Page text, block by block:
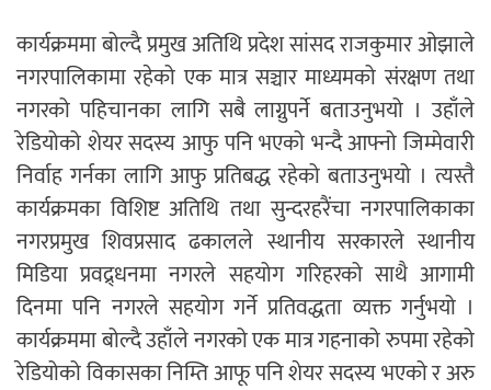
कार्यक्रममा बोल्दै प्रमुख अतिथि प्रदेश सांसद राजकुमार ओझाले
नगरपालिकामा रहेको एक मात्र सञ्चार माध्यमको संरक्षण तथा
नगरको पहिचानका लागि सबै लाग्नुपर्ने बताउनुभयो । उहाँले
रेडियोको शेयर सदस्य आफु पनि भएको भन्दै आफ्नो जिम्मेवारी
निर्वाह गर्नका लागि आफु प्रतिबद्ध रहेको बताउनुभयो । त्यस्तै
कार्यक्रमका विशिष्ट अतिथि तथा सुन्दरहरैंचा नगरपालिकाका
नगरप्रमुख शिवप्रसाद ढकालले स्थानीय सरकारले स्थानीय
मिडिया प्रवद्र्धनमा नगरले सहयोग गरिहरको साथै आगामी
दिनमा पनि नगरले सहयोग गर्ने प्रतिवद्धता व्यक्त गर्नुभयो ।
कार्यक्रममा बोल्दै उहाँले नगरको एक मात्र गहनाको रुपमा रहेको
रेडियोको विकासका निम्ति आफू पनि शेयर सदस्य भएको र अरु